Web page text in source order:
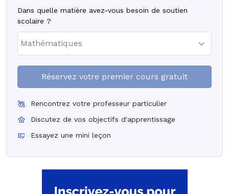
Dans quelle matière avez-vous besoin de soutien
scolaire ?
Réservez votre premier cours gratuit
Rencontrez votre professeur particulier
Discutez de vos objectifs d'apprentissage
Essayez une mini leçon